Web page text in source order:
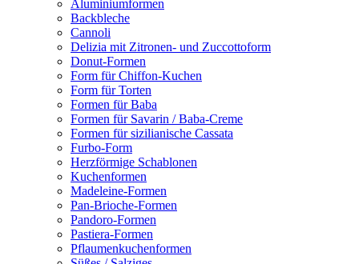
Aluminiumformen
Backbleche
Cannoli
Delizia mit Zitronen- und Zuccottoform
Donut-Formen
Form für Chiffon-Kuchen
Form für Torten
Formen für Baba
Formen für Savarin / Baba-Creme
Formen für sizilianische Cassata
Furbo-Form
Herzförmige Schablonen
Kuchenformen
Madeleine-Formen
Pan-Brioche-Formen
Pandoro-Formen
Pastiera-Formen
Pflaumenkuchenformen